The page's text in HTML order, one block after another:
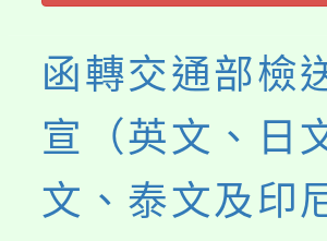
函轉交通部檢
宣（英文、日
文、泰文及印